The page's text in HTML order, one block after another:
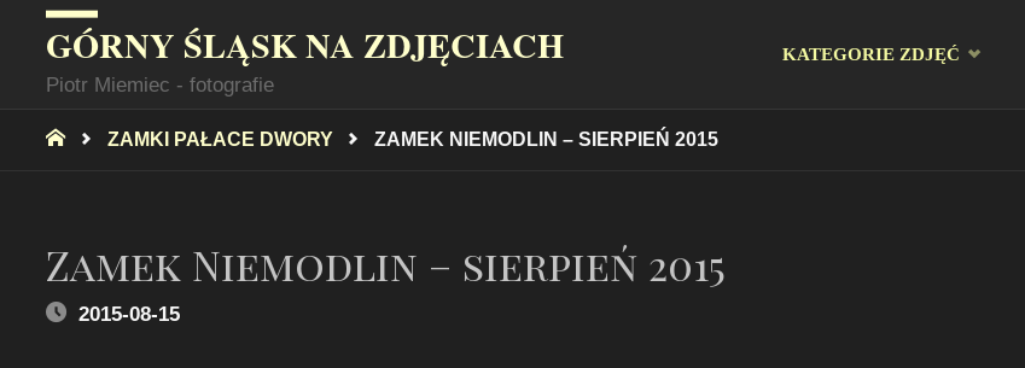
GÓRNY ŚLĄSK NA ZDJĘCIACH
Piotr Miemiec - fotografie
KATEGORIE ZDJĘĆ
STRONA
ZAMKI PAŁACE DWORY ZAMEK NIEMODLIN – SIERPIEŃ 2015
Zamek Niemodlin – sierpień 2015
2015-08-15